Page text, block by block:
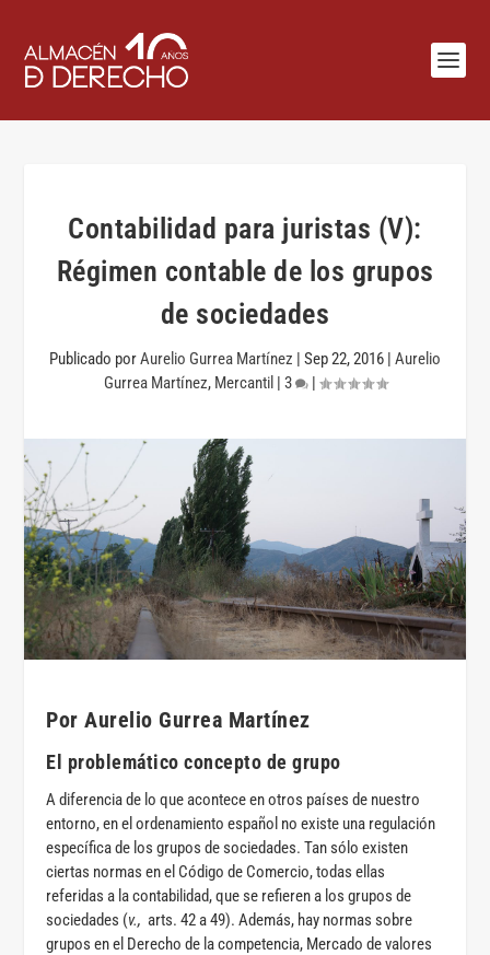
Contabilidad para juristas (V):
Régimen contable de los grupos
de sociedades
Publicado porAurelio Gurrea Martínez | Sep 22, 2016 | Aurelio
Gurrea Martínez, Mercantil | 3 |
Por Aurelio Gurrea Martínez
El problemático concepto de grupo
A diferencia de lo que acontece en otros países de nuestro
entorno, en el ordenamiento español no existe una regulación
específica de los grupos de sociedades. Tan sólo existen
ciertas normas en el Código de Comercio, todas ellas
referidas a la contabilidad, que se refieren a los grupos de
sociedades (v., arts. 42 a 49). Además, hay normas sobre
grupos en el Derecho de la competencia, Mercado de valores